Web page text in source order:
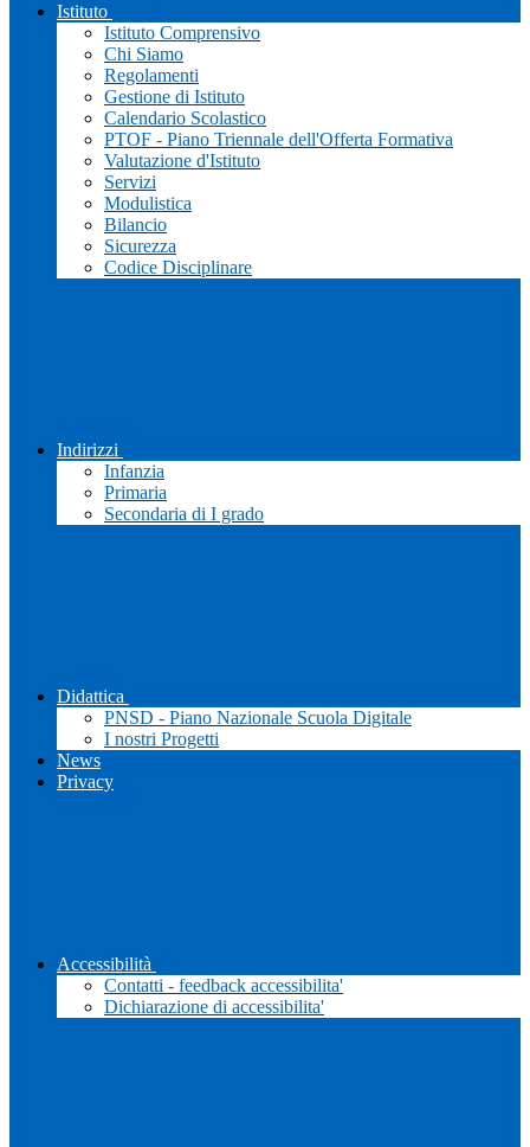
Istituto
Istituto Comprensivo
Chi Siamo
Regolamenti
Gestione di Istituto
Calendario Scolastico
PTOF - Piano Triennale dell'Offerta Formativa
Valutazione d'Istituto
Servizi
Modulistica
Bilancio
Sicurezza
Codice Disciplinare
Indirizzi
Infanzia
Primaria
Secondaria di I grado
Didattica
PNSD - Piano Nazionale Scuola Digitale
I nostri Progetti
News
Privacy
Accessibilità
Contatti - feedback accessibilita'
Dichiarazione di accessibilita'